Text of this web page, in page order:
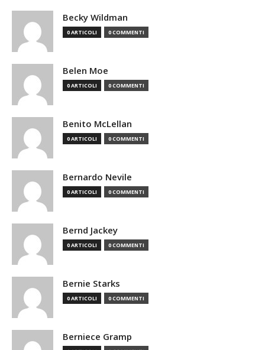
Becky Wildman
0 ARTICOLI 0 COMMENTI
Belen Moe
0 ARTICOLI 0 COMMENTI
Benito McLellan
0 ARTICOLI 0 COMMENTI
Bernardo Nevile
0 ARTICOLI 0 COMMENTI
Bernd Jackey
0 ARTICOLI 0 COMMENTI
Bernie Starks
0 ARTICOLI 0 COMMENTI
Berniece Gramp